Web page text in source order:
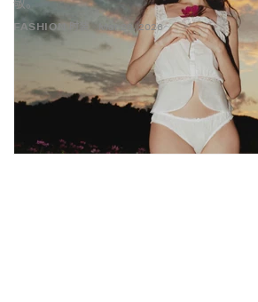
FASHION 时装 Mar 26, 2026